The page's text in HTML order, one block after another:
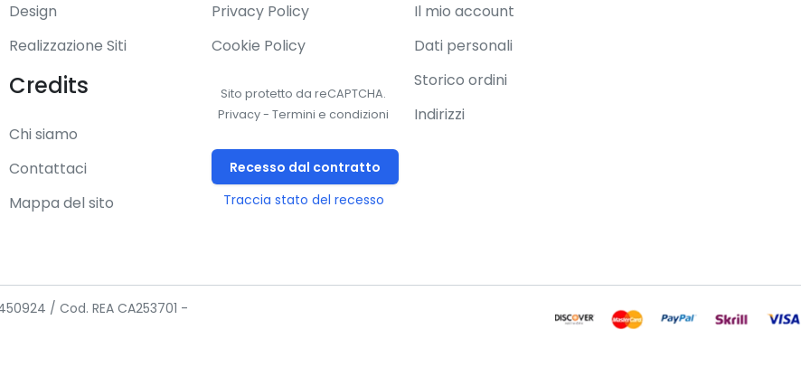
Design
Realizzazione Siti
Credits
Chi siamo
Contattaci
Mappa del sito
Privacy Policy
Cookie Policy
Sito protetto da reCAPTCHA.
Privacy-Termini e condizioni
Recesso dal contratto
Traccia stato del recesso
Il mio account
Dati personali
Storico ordini
Indirizzi
/ Cod. REA CA253701 -